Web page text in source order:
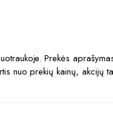
Prekės
nuo prekių kainų, akcijų